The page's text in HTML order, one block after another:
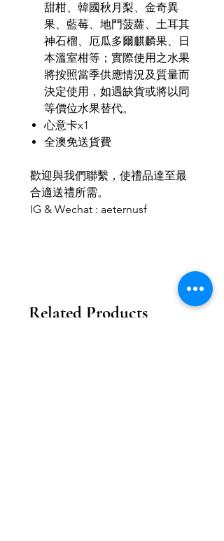
甜柑、韓國秋月梨、金奇異
果、藍莓、地門菠蘿、土耳其
神石榴、厄瓜多爾麒麟果、日
本溫室柑等；實際使用之水果
將按照當季供應情況及質量而
決定使用，如遇缺貨或將以同
等價位水果替代。
心意卡x1
全澳免送貨費
歡迎與我們聯繫，使禮品達至最
合適送禮所需。
IG & Wechat : aeternusf
Related Products